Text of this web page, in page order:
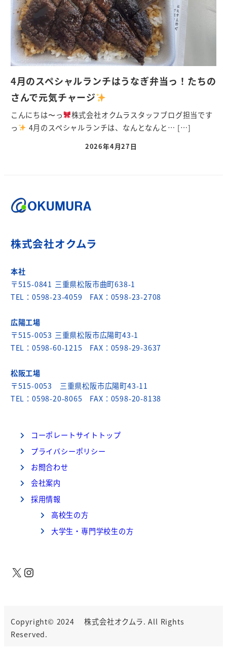
4月のスペシャルランチはうなぎ弁当っ！たちの
さんで元気チャージ
こんにちは〜っ
株式会社オクムラスタッフブログ担当です
っ
4月のスペシャルランチは、なんとなんと… […]
2026年4月27日
株式会社オクムラ
本社
〒515-0841 三重県松阪市曲町638-1
TEL：0598-23-4059 FAX：0598-23-2708
広陽工場
〒515-0053 三重県松阪市広陽町43-1
TEL：0598-60-1215 FAX：0598-29-3637
松阪工場
〒515-0053 三重県松阪市広陽町43-11
TEL：0598-20-8065 FAX：0598-20-8138
コーポレートサイトトップ
プライバシーポリシー
お問合わせ
会社案内
採用情報
高校生の方
大学生・専門学校生の方
X Instagram
Copyright© 2024 株式会社オクムラ. All Rights
Reserved.